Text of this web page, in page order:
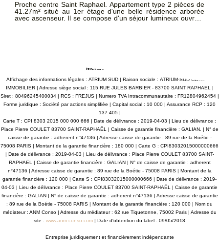
Proche centre Saint Raphael. Appartement type 2 pièces de
41.27m² situé au 1er étage d'une belle résidence arborée
avec ascenseur. Il se compose d'un séjour lumineux ouvrant
Mentions légales
Affichage des informations légales : ATRIUM SUD | Raison sociale : ATRIUM-SUD CONSEIL
IMMOBILIER | Adresse siège social : 115 RUE JULES BARBIER - 83700 SAINT RAPHAEL |
Siret : 80496245400034 | RCS : FREJUS | Numero TVA Intracommunautaire : FR12804962454 |
Forme juridique : Société par actions simplifiée | Capital social : 10 000 | Assurance RCP : 120
137 405 |
Carte T : CPI 8303 2015 000 000 666 | Date de délivrance : 2019-04-03 | Lieu de délivrance :
Place Pierre COULET 83700 SAINT-RAPHAËL | Caisse de garantie financière : GALIAN. | N° de
caisse de garantie : adherent n°47136 | Adresse caisse de garantie : 89 rue de la Boétie -
75008 PARIS | Montant de la garantie financière : 180 000 | Carte G : CPI83032015000000666
| Date de délivrance : 2019-04-03 | Lieu de délivrance : Place Pierre COULET 83700 SAINT-
RAPHAËL | Caisse de garantie financière : GALIAN | N° de caisse de garantie : adherent
n°47136 | Adresse caisse de garantie : 89 rue de la Boétie - 75008 PARIS | Montant de la
garantie financière : 120 000 | Carte S : CPI83032015000000666 | Date de délivrance : 2019-
04-03 | Lieu de délivrance : Place Pierre COULET 83700 SAINT-RAPHAËL | Caisse de garantie
financière : GALIAN | N° de caisse de garantie : adherent n°47136 | Adresse caisse de garantie
: 89 rue de la Boétie - 75008 PARIS | Montant de la garantie financière : 120 000 | Nom du
médiateur : ANM Conso | Adresse du médiateur : 62 rue Tiquetonne, 75002 Paris | Adresse du
site : www.anm-conso.com | Date d'obtention du label : 09/05/2018
Entreprise juridiquement et financièrement indépendante